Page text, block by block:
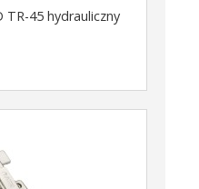
TR-45 hydrauliczny